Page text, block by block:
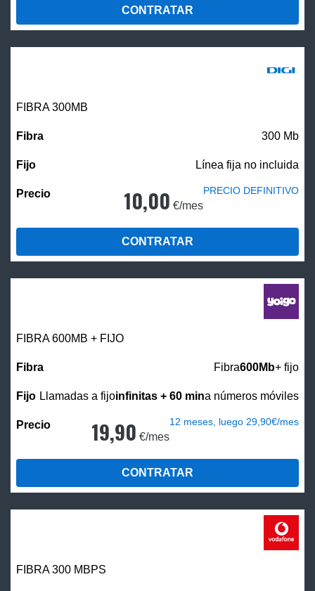
CONTRATAR
FIBRA 300MB
300 Mb
Línea fija no incluida
10,00 €/mes
PRECIO DEFINITIVO
CONTRATAR
FIBRA 600MB + FIJO
Fibra600Mb+ fijo
Llamadas a fijoinfinitas + 60 mina números móviles
19,90 €/mes
12 meses, luego 29,90€/mes
CONTRATAR
FIBRA 300 MBPS